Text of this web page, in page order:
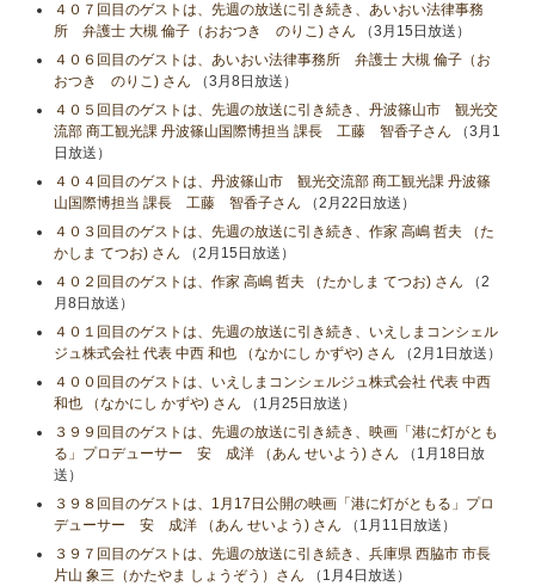
４０７回目のゲストは、先週の放送に引き続き、あいおい法律事務
所 弁護士 大槻 倫子（おおつき のりこ) さん （3月15日放送）
４０６回目のゲストは、あいおい法律事務所 弁護士 大槻 倫子（お
おつき のりこ) さん （3月8日放送）
４０５回目のゲストは、先週の放送に引き続き、丹波篠山市 観光交
流部 商工観光課 丹波篠山国際博担当 課長 工藤 智香子さん （3月1
日放送）
４０４回目のゲストは、丹波篠山市 観光交流部 商工観光課 丹波篠
山国際博担当 課長 工藤 智香子さん （2月22日放送）
４０３回目のゲストは、先週の放送に引き続き、作家 高嶋 哲夫 （た
かしま てつお) さん （2月15日放送）
４０２回目のゲストは、作家 高嶋 哲夫 （たかしま てつお) さん （2
月8日放送）
４０１回目のゲストは、先週の放送に引き続き、いえしまコンシェル
ジュ株式会社 代表 中西 和也 （なかにし かずや) さん （2月1日放送）
４００回目のゲストは、いえしまコンシェルジュ株式会社 代表 中西
和也 （なかにし かずや) さん （1月25日放送）
３９９回目のゲストは、先週の放送に引き続き、映画「港に灯がとも
る」プロデューサー 安 成洋 （あん せいよう) さん （1月18日放
送）
３９８回目のゲストは、1月17日公開の映画「港に灯がともる」プロ
デューサー 安 成洋 （あん せいよう) さん （1月11日放送）
３９７回目のゲストは、先週の放送に引き続き、兵庫県 西脇市 市長
片山 象三（かたやま しょうぞう）さん （1月4日放送）